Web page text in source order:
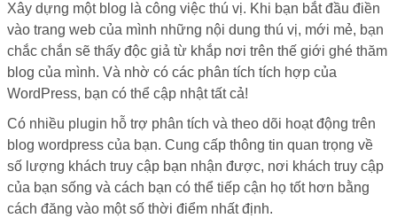
Xây dựng một blog là công việc thú vị. Khi bạn bắt đầu điền
vào trang web của mình những nội dung thú vị, mới mẻ, bạn
chắc chắn sẽ thấy độc giả từ khắp nơi trên thế giới ghé thăm
blog của mình. Và nhờ có các phân tích tích hợp của
WordPress, bạn có thể cập nhật tất cả!
Có nhiều plugin hỗ trợ phân tích và theo dõi hoạt động trên
blog wordpress của bạn. Cung cấp thông tin quan trọng về
số lượng khách truy cập bạn nhận được, nơi khách truy cập
của bạn sống và cách bạn có thể tiếp cận họ tốt hơn bằng
cách đăng vào một số thời điểm nhất định.